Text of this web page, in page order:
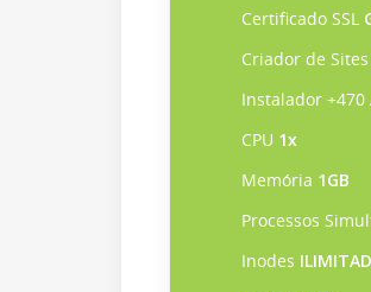
Certificado SSL
Criador de Sites
Instalador +470
CPU 1x
Memória 1GB
Processos
Inodes